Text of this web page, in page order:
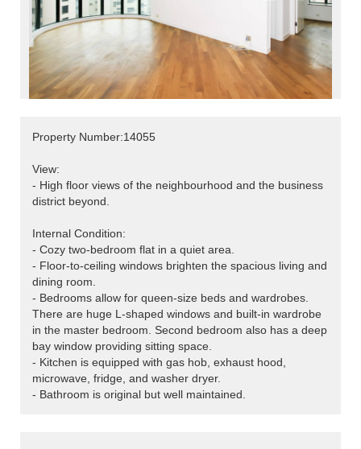
Property Number:14055
View:
- High floor views of the neighbourhood and the business
district beyond.
Internal Condition:
- Cozy two-bedroom flat in a quiet area.
- Floor-to-ceiling windows brighten the spacious living and
dining room.
- Bedrooms allow for queen-size beds and wardrobes.
There are huge L-shaped windows and built-in wardrobe
in the master bedroom. Second bedroom also has a deep
bay window providing sitting space.
- Kitchen is equipped with gas hob, exhaust hood,
microwave, fridge, and washer dryer.
- Bathroom is original but well maintained.